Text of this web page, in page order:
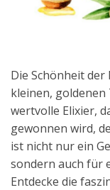
Die Schönheit
kleinen, goldenen
wertvolle Elixier,
gewonnen wird,
ist nicht nur ein
sondern auch für
Entdecke die